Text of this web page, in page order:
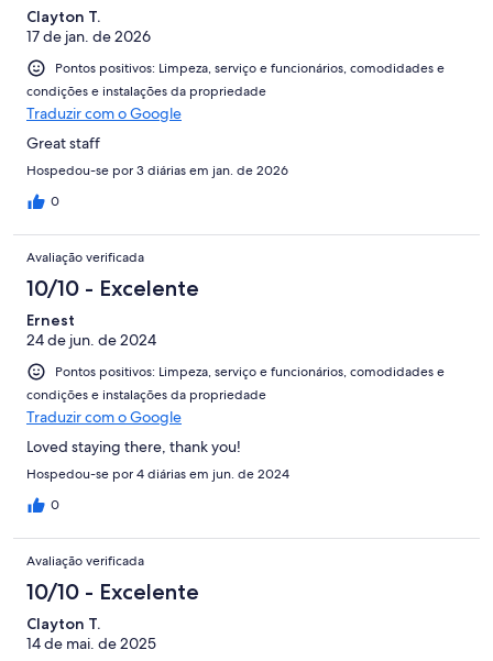
Clayton T.
17 de jan. de 2026
Pontos positivos: Limpeza, serviço e funcionários, comodidades e
condições e instalações da propriedade
Traduzir com o Google
Great staff
Hospedou-se por 3 diárias em jan. de 2026
0
Avaliação verificada
10/10 - Excelente
Ernest
24 de jun. de 2024
Pontos positivos: Limpeza, serviço e funcionários, comodidades e
condições e instalações da propriedade
Traduzir com o Google
Loved staying there, thank you!
Hospedou-se por 4 diárias em jun. de 2024
0
Avaliação verificada
10/10 - Excelente
Clayton T.
14 de mai. de 2025